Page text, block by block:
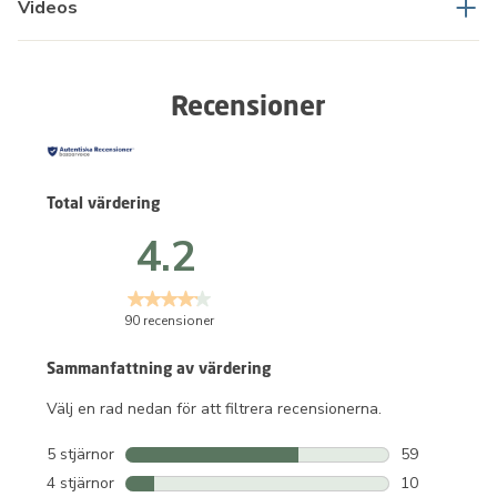
Videos
Recensioner
Sammanfattning av värdering
Välj en rad nedan för att filtrera recensionerna.
5 stjärnor stjärnor
59
59
4 stjärnor stjärnor
10
Total värdering
4.2
90 recensioner